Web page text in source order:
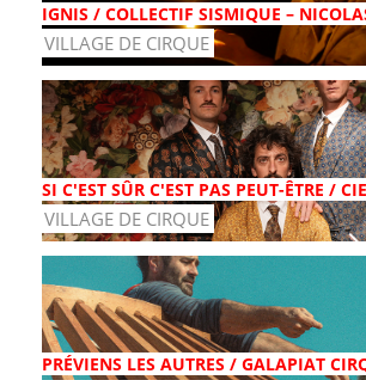
IGNIS / COLLECTIF SISMIQUE –
VILLAGE DE CIRQUE
SI C'EST SÛR C'EST PAS PEUT-ÊTRE /
VILLAGE DE CIRQUE
PRÉVIENS LES AUTRES / GALAPIAT